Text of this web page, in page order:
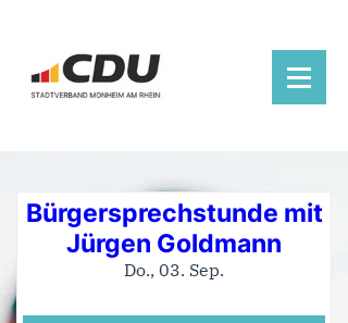
Bürgersprechstunde mit
Jürgen Goldmann
Do., 03. Sep.